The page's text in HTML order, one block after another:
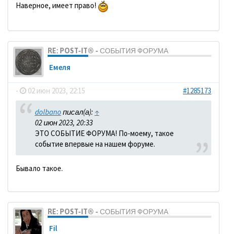
Наверное, имеет право!
RE: POST-IT® - СОБЫТИЯ ФОРУМА
Емеля
- 02 июн 2023, 22:15 #1285173
dolbano писал(а): ↑
02 июн 2023, 20:33
ЭТО СОБЫТИЕ ФОРУМА! По-моему, такое
событие впервые на нашем форуме.
Бывало такое.
RE: POST-IT® - СОБЫТИЯ ФОРУМА
Fil